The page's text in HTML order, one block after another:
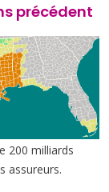
précédent
200 milliards
assureurs.